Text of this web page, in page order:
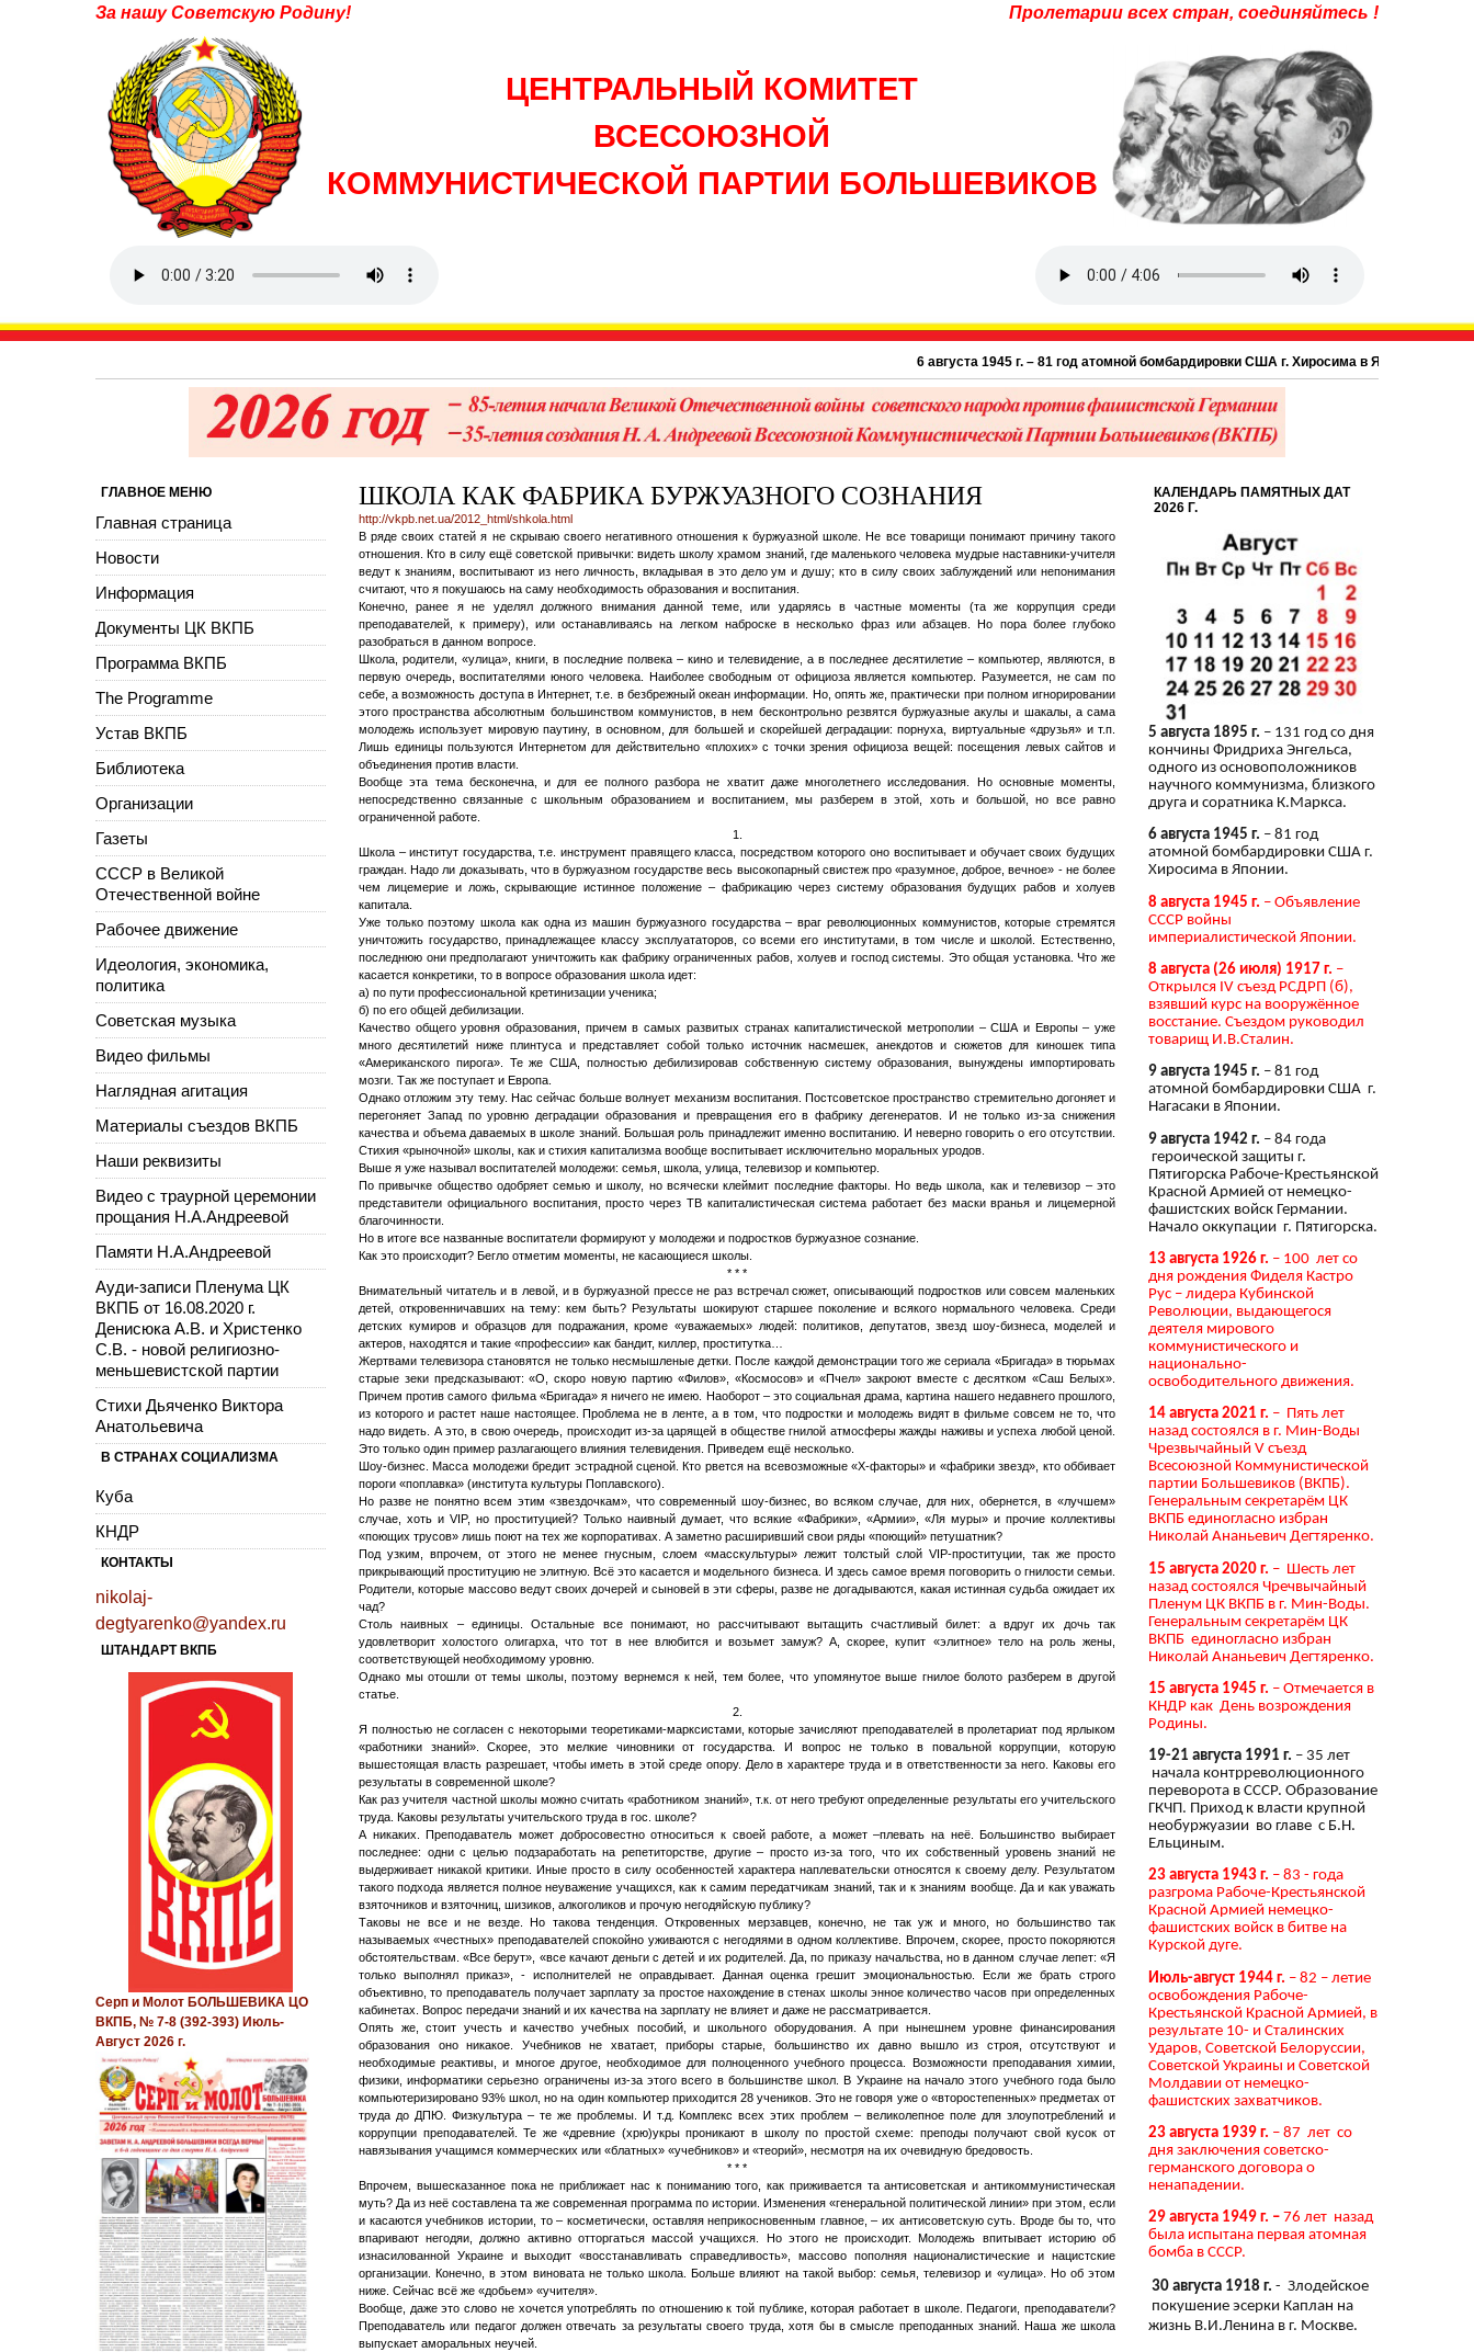
За нашу Советскую Родину! Пролетарии всех стран, соединяйтесь !
ЦЕНТРАЛЬНЫЙ КОМИТЕТ
ВСЕСОЮЗНОЙ
КОММУНИСТИЧЕСКОЙ ПАРТИИ БОЛЬШЕВИКОВ
6 августа 1945 г. – 81 год атомной бомбардировки США г. Хиросима в Японии.
ШКОЛА КАК ФАБРИКА БУРЖУАЗНОГО СОЗНАНИЯ
http://vkpb.net.ua/2012_html/shkola.html
В ряде своих статей я не скрываю своего негативного отношения к буржуазной школе. Не все товарищи понимают причину такого
отношения. Кто в силу ещё советской привычки: видеть школу храмом знаний, где маленького человека мудрые наставники-учителя
ведут к знаниям, воспитывают из него личность, вкладывая в это дело ум и душу; кто в силу своих заблуждений или непонимания
считают, что я покушаюсь на саму необходимость образования и воспитания.
Конечно, ранее я не уделял должного внимания данной теме, или ударяясь в частные моменты (та же коррупция среди
преподавателей, к примеру), или останавливаясь на легком наброске в несколько фраз или абзацев. Но пора более глубоко
разобраться в данном вопросе.
Школа, родители, «улица», книги, в последние полвека – кино и телевидение, а в последнее десятилетие – компьютер, являются, в
первую очередь, воспитателями юного человека. Наиболее свободным от официоза является компьютер. Разумеется, не сам по
себе, а возможность доступа в Интернет, т.е. в безбрежный океан информации. Но, опять же, практически при полном игнорировании
этого пространства абсолютным большинством коммунистов, в нем бесконтрольно резвятся буржуазные акулы и шакалы, а сама
молодежь использует мировую паутину, в основном, для большей и скорейшей деградации: порнуха, виртуальные «друзья» и т.п.
Лишь единицы пользуются Интернетом для действительно «плохих» с точки зрения официоза вещей: посещения левых сайтов и
объединения против власти.
Вообще эта тема бесконечна, и для ее полного разбора не хватит даже многолетнего исследования. Но основные моменты,
непосредственно связанные с школьным образованием и воспитанием, мы разберем в этой, хоть и большой, но все равно
ограниченной работе.
1.
Школа – институт государства, т.е. инструмент правящего класса, посредством которого оно воспитывает и обучает своих будущих
граждан. Надо ли доказывать, что в буржуазном государстве весь высокопарный свистеж про «разумное, доброе, вечное» - не более
чем лицемерие и ложь, скрывающие истинное положение – фабрикацию через систему образования будущих рабов и холуев
капитала.
Уже только поэтому школа как одна из машин буржуазного государства – враг революционных коммунистов, которые стремятся
уничтожить государство, принадлежащее классу эксплуататоров, со всеми его институтами, в том числе и школой. Естественно,
последнюю они предполагают уничтожить как фабрику ограниченных рабов, холуев и господ системы. Это общая установка. Что же
касается конкретики, то в вопросе образования школа идет:
а) по пути профессиональной кретинизации ученика;
б) по его общей дебилизации.
Качество общего уровня образования, причем в самых развитых странах капиталистической метрополии – США и Европы – уже
много десятилетий ниже плинтуса и представляет собой только источник насмешек, анекдотов и сюжетов для киношек типа
«Американского пирога». Те же США, полностью дебилизировав собственную систему образования, вынуждены импортировать
мозги. Так же поступает и Европа.
Однако отложим эту тему. Нас сейчас больше волнует механизм воспитания. Постсоветское пространство стремительно догоняет и
перегоняет Запад по уровню деградации образования и превращения его в фабрику дегенератов. И не только из-за снижения
качества и объема даваемых в школе знаний. Большая роль принадлежит именно воспитанию. И неверно говорить о его отсутствии.
Стихия «рыночной» школы, как и стихия капитализма вообще воспитывает исключительно моральных уродов.
Выше я уже называл воспитателей молодежи: семья, школа, улица, телевизор и компьютер.
По привычке общество одобряет семью и школу, но всячески клеймит последние факторы. Но ведь школа, как и телевизор – это
представители официального воспитания, просто через ТВ капиталистическая система работает без маски вранья и лицемерной
благочинности.
Но в итоге все названные воспитатели формируют у молодежи и подростков буржуазное сознание.
Как это происходит? Бегло отметим моменты, не касающиеся школы.
* * *
Внимательный читатель и в левой, и в буржуазной прессе не раз встречал сюжет, описывающий подростков или совсем маленьких
детей, откровенничавших на тему: кем быть? Результаты шокируют старшее поколение и всякого нормального человека. Среди
детских кумиров и образцов для подражания, кроме «уважаемых» людей: политиков, депутатов, звезд шоу-бизнеса, моделей и
актеров, находятся и такие «профессии» как бандит, киллер, проститутка…
Жертвами телевизора становятся не только несмышленые детки. После каждой демонстрации того же сериала «Бригада» в тюрьмах
старые зеки предсказывают: «О, скоро новую партию «Филов», «Космосов» и «Пчел» закроют вместе с десятком «Саш Белых».
Причем против самого фильма «Бригада» я ничего не имею. Наоборот – это социальная драма, картина нашего недавнего прошлого,
из которого и растет наше настоящее. Проблема не в ленте, а в том, что подростки и молодежь видят в фильме совсем не то, что
надо видеть. А это, в свою очередь, происходит из-за царящей в обществе гнилой атмосферы жажды наживы и успеха любой ценой.
Это только один пример разлагающего влияния телевидения. Приведем ещё несколько.
Шоу-бизнес. Масса молодежи бредит эстрадной сценой. Кто рвется на всевозможные «Х-факторы» и «фабрики звезд», кто оббивает
пороги «поплавка» (института культуры Поплавского).
Но разве не понятно всем этим «звездочкам», что современный шоу-бизнес, во всяком случае, для них, обернется, в «лучшем»
случае, хоть и VIP, но проституцией? Только наивный думает, что всякие «Фабрики», «Армии», «Ля муры» и прочие коллективы
«поющих трусов» лишь поют на тех же корпоративах. А заметно расширивший свои ряды «поющий» петушатник?
Под узким, впрочем, от этого не менее гнусным, слоем «масскультуры» лежит толстый слой VIP-проституции, так же просто
прикрывающий проституцию не элитную. Всё это касается и модельного бизнеса. И здесь самое время поговорить о гнилости семьи.
Родители, которые массово ведут своих дочерей и сыновей в эти сферы, разве не догадываются, какая истинная судьба ожидает их
чад?
Столь наивных – единицы. Остальные все понимают, но рассчитывают вытащить счастливый билет: а вдруг их дочь так
удовлетворит холостого олигарха, что тот в нее влюбится и возьмет замуж? А, скорее, купит «элитное» тело на роль жены,
соответствующей необходимому уровню.
Однако мы отошли от темы школы, поэтому вернемся к ней, тем более, что упомянутое выше гнилое болото разберем в другой
статье.
2.
Я полностью не согласен с некоторыми теоретиками-марксистами, которые зачисляют преподавателей в пролетариат под ярлыком
«работники знаний». Скорее, это мелкие чиновники от государства. И вопрос не только в повальной коррупции, которую
вышестоящая власть разрешает, чтобы иметь в этой среде опору. Дело в характере труда и в ответственности за него. Каковы его
результаты в современной школе?
Как раз учителя частной школы можно считать «работником знаний», т.к. от него требуют определенные результаты его учительского
труда. Каковы результаты учительского труда в гос. школе?
А никаких. Преподаватель может добросовестно относиться к своей работе, а может –плевать на неё. Большинство выбирает
последнее: одни с целью подзаработать на репетиторстве, другие – просто из-за того, что их собственный уровень знаний не
выдерживает никакой критики. Иные просто в силу особенностей характера наплевательски относятся к своему делу. Результатом
такого подхода является полное неуважение учащихся, как к самим передатчикам знаний, так и к знаниям вообще. Да и как уважать
взяточников и взяточниц, шизиков, алкоголиков и прочую негодяйскую публику?
Таковы не все и не везде. Но такова тенденция. Откровенных мерзавцев, конечно, не так уж и много, но большинство так
называемых «честных» преподавателей спокойно уживаются с негодяями в одном коллективе. Впрочем, скорее, просто покоряются
обстоятельствам. «Все берут», «все качают деньги с детей и их родителей. Да, по приказу начальства, но в данном случае лепет: «Я
только выполнял приказ», - исполнителей не оправдывает. Данная оценка грешит эмоциональностью. Если же брать строго
объективно, то преподаватель получает зарплату за простое нахождение в стенах школы энное количество часов при определенных
кабинетах. Вопрос передачи знаний и их качества на зарплату не влияет и даже не рассматривается.
Опять же, стоит учесть и качество учебных пособий, и школьного оборудования. А при нынешнем уровне финансирования
образования оно никакое. Учебников не хватает, приборы старые, большинство их давно вышло из строя, отсутствуют и
необходимые реактивы, и многое другое, необходимое для полноценного учебного процесса. Возможности преподавания химии,
физики, информатики серьезно ограничены из-за этого всего в большинстве школ. В Украине на начало этого учебного года было
компьютеризировано 93% школ, но на один компьютер приходится 28 учеников. Это не говоря уже о «второстепенных» предметах от
труда до ДПЮ. Физкультура – те же проблемы. И т.д. Комплекс всех этих проблем – великолепное поле для злоупотреблений и
коррупции преподавателей. Те же «древние (хрю)укры проникают в школу по простой схеме: преподы получают свой кусок от
навязывания учащимся коммерческих или «блатных» «учебников» и «теорий», несмотря на их очевидную бредовость.
* * *
Впрочем, вышесказанное пока не приближает нас к пониманию того, как приживается та антисоветская и антикоммунистическая
муть? Да из неё составлена та же современная программа по истории. Изменения «генеральной политической линии» при этом, если
и касаются учебников истории, то – косметически, оставляя неприкосновенным главное, – их антисоветскую суть. Вроде бы то, что
впаривают негодяи, должно активно отторгаться массой учащихся. Но этого не происходит. Молодежь впитывает историю об
изнасилованной Украине и выходит «восстанавливать справедливость», массово пополняя националистические и нацистские
организации. Конечно, в этом виновата не только школа. Больше влияют на такой выбор: семья, телевизор и «улица». Но об этом
ниже. Сейчас всё же «добьем» «учителя».
Вообще, даже это слово не хочется употреблять по отношению к той публике, которая работает в школе. Педагоги, преподаватели?
Преподаватель или педагог должен отвечать за результаты своего труда, хотя бы в смысле преподанных знаний. Наша же школа
выпускает аморальных неучей.
ГЛАВНОЕ МЕНЮ
Главная страница
Новости
Информация
Документы ЦК ВКПБ
Программа ВКПБ
The Programme
Устав ВКПБ
Библиотека
Организации
Газеты
СССР в Великой
Отечественной войне
Рабочее движение
Идеология, экономика,
политика
Советская музыка
Видео фильмы
Наглядная агитация
Материалы съездов ВКПБ
Наши реквизиты
Видео с траурной церемонии
прощания Н.А.Андреевой
Памяти Н.А.Андреевой
Ауди-записи Пленума ЦК
ВКПБ от 16.08.2020 г.
Денисюка А.В. и Христенко
С.В. - новой религиозно-
меньшевистской партии
Стихи Дьяченко Виктора
Анатольевича
В СТРАНАХ СОЦИАЛИЗМА
Куба
КНДР
КОНТАКТЫ
nikolaj-
degtyarenko@yandex.ru
ШТАНДАРТ ВКПБ
Серп и Молот БОЛЬШЕВИКА ЦО
ВКПБ, № 7-8 (392-393) Июль-
Август 2026 г.
КАЛЕНДАРЬ ПАМЯТНЫХ ДАТ
2026 Г.
5 августа 1895 г. – 131 год со дня
кончины Фридриха Энгельса,
одного из основоположников
научного коммунизма, близкого
друга и соратника К.Маркса.
6 августа 1945 г. – 81 год
атомной бомбардировки США г.
Хиросима в Японии.
8 августа 1945 г. – Объявление
СССР войны
империалистической Японии.
8 августа (26 июля) 1917 г. –
Открылся IV съезд РСДРП (б),
взявший курс на вооружённое
восстание. Съездом руководил
товарищ И.В.Сталин.
9 августа 1945 г. – 81 год
атомной бомбардировки США г.
Нагасаки в Японии.
9 августа 1942 г. – 84 года
героической защиты г.
Пятигорска Рабоче-Крестьянской
Красной Армией от немецко-
фашистских войск Германии.
Начало оккупации г. Пятигорска.
13 августа 1926 г. – 100 лет со
дня рождения Фиделя Кастро
Рус – лидера Кубинской
Революции, выдающегося
деятеля мирового
коммунистического и
национально-
освободительного движения.
14 августа 2021 г. – Пять лет
назад состоялся в г. Мин-Воды
Чрезвычайный V съезд
Всесоюзной Коммунистической
партии Большевиков (ВКПБ).
Генеральным секретарём ЦК
ВКПБ единогласно избран
Николай Ананьевич Дегтяренко.
15 августа 2020 г. – Шесть лет
назад состоялся Чречвычайный
Пленум ЦК ВКПБ в г. Мин-Воды.
Генеральным секретарём ЦК
ВКПБ единогласно избран
Николай Ананьевич Дегтяренко.
15 августа 1945 г. – Отмечается в
КНДР как День возрождения
Родины.
19-21 августа 1991 г. – 35 лет
начала контрреволюционного
переворота в СССР. Образование
ГКЧП. Приход к власти крупной
необуржуазии во главе с Б.Н.
Ельциным.
23 августа 1943 г. – 83 - года
разгрома Рабоче-Крестьянской
Красной Армией немецко-
фашистских войск в битве на
Курской дуге.
Июль-август 1944 г. – 82 – летие
освобождения Рабоче-
Крестьянской Красной Армией, в
результате 10- и Сталинских
Ударов, Советской Белоруссии,
Советской Украины и Советской
Молдавии от немецко-
фашистских захватчиков.
23 августа 1939 г. – 87 лет со
дня заключения советско-
германского договора о
ненападении.
29 августа 1949 г. – 76 лет назад
была испытана первая атомная
бомба в СССР.
30 августа 1918 г. - Злодейское
покушение эсерки Каплан на
жизнь В.И.Ленина в г. Москве.